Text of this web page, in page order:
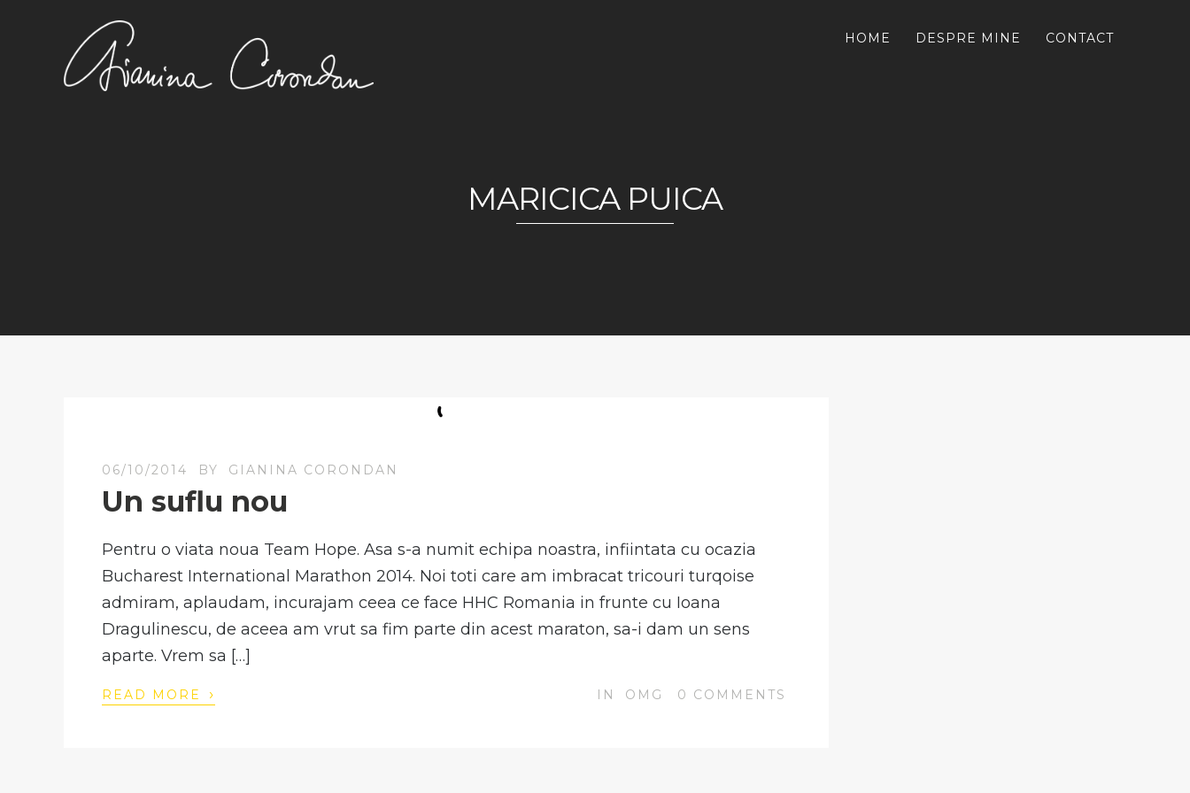
HOME DESPRE MINE CONTACT
MARICICA PUICA
06/10/2014 BY GIANINA CORONDAN
Un suflu nou
Pentru o viata noua Team Hope. Asa s-a numit echipa noastra, infiintata cu ocazia
Bucharest International Marathon 2014. Noi toti care am imbracat tricouri turqoise
admiram, aplaudam, incurajam ceea ce face HHC Romania in frunte cu Ioana
Dragulinescu, de aceea am vrut sa fim parte din acest maraton, sa-i dam un sens
aparte. Vrem sa […]
READ MORE › IN OMG 0 COMMENTS